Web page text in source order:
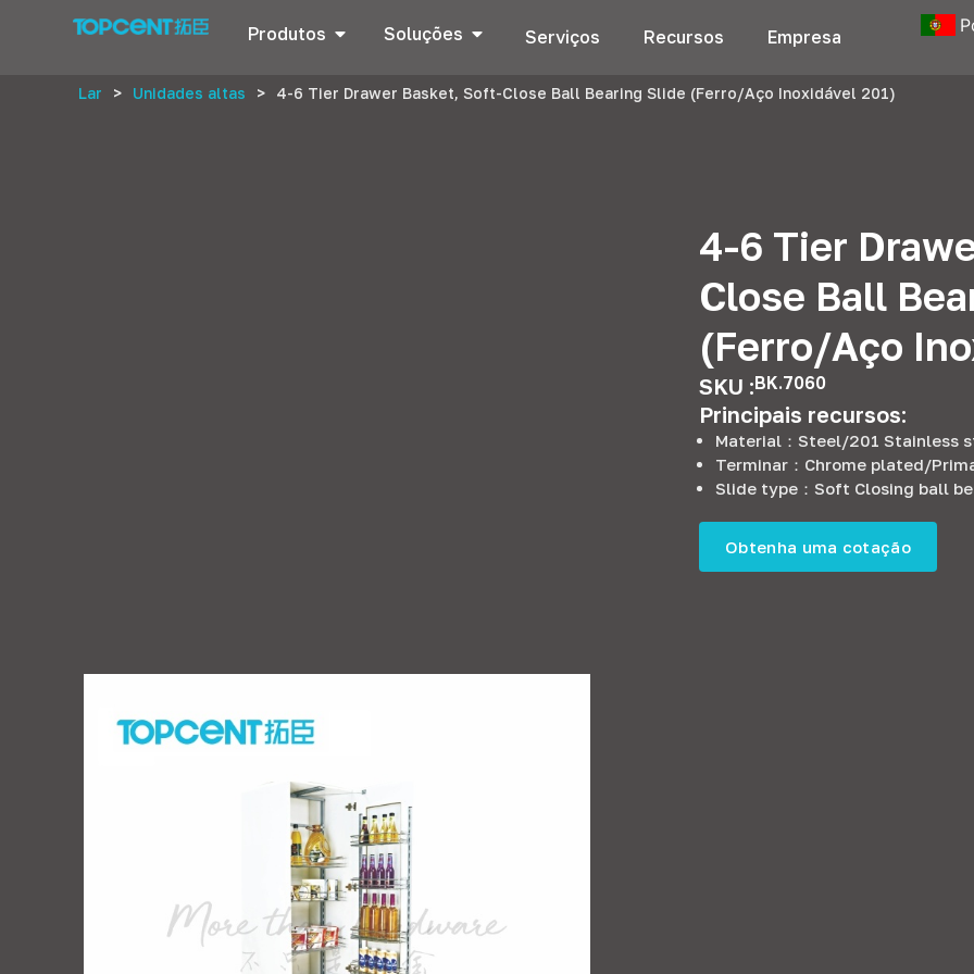
Produtos Soluções Serviços Recursos Empresa
Lar > Unidades altas > 4-6 Tier Drawer Basket, Soft-Close Ball Bearing Slide (Ferro/Aço Inoxidável 201)
4-6 Tier
Close Ball
(Ferro/Aço
SKU :BK.7060
Principais recursos:
Material：Steel/201 Stainless
Terminar： Chrome plated/
Slide type ：Soft Closing ball
Obtenha uma cotação